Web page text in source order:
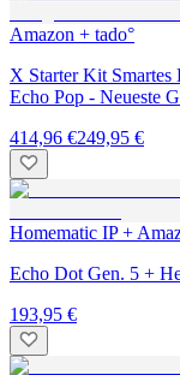
Amazon + tado°
X Starter Kit Smartes
Echo Pop - Neueste
414,96 €249,95 €
Homematic IP +
Echo Dot Gen. 5 +
193,95 €